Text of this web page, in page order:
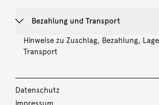
Bezahlung und Transport
Hinweise zu Zuschlag, Bezahlung,
Transport
Datenschutz